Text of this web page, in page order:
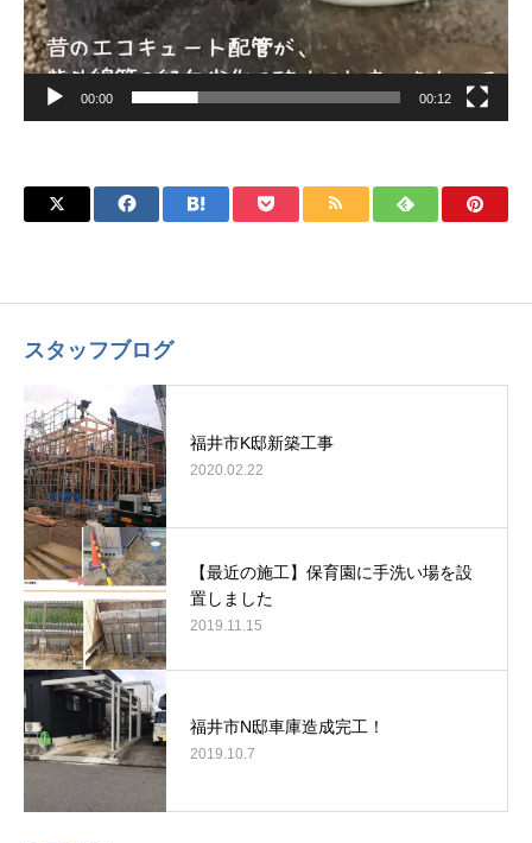
00:00 00:12
スタッフブログ
福井市K邸新築工事
2020.02.22
【最近の施工】保育園に手洗い場を設
置しました
2019.11.15
福井市N邸車庫造成完工！
2019.10.7